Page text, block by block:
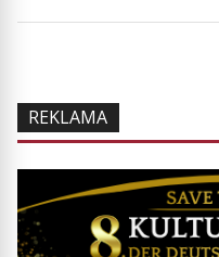
REKLAMA